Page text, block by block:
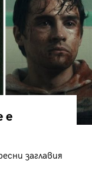
е
заглавия